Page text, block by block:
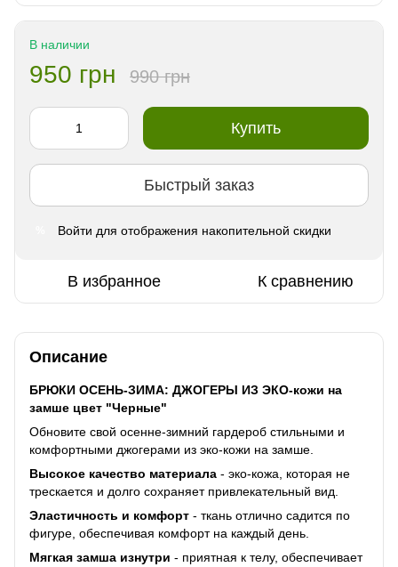
В наличии
950 грн 990 грн
Купить
Быстрый заказ
Войти для отображения накопительной скидки
В избранное К сравнению
Описание
БРЮКИ ОСЕНЬ-ЗИМА: ДЖОГЕРЫ ИЗ ЭКО-кожи на
замше цвет "Черные"
Обновите свой осенне-зимний гардероб стильными и
комфортными джогерами из эко-кожи на замше.
Высокое качество материала - эко-кожа, которая не
трескается и долго сохраняет привлекательный вид.
Эластичность и комфорт - ткань отлично садится по
фигуре, обеспечивая комфорт на каждый день.
Мягкая замша изнутри - приятная к телу, обеспечивает